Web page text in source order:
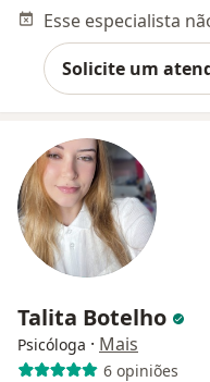
Solicite um
Talita Botelho
Psicóloga · Mais
6 opiniões